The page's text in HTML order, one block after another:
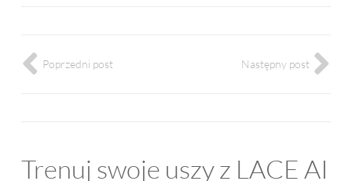
Poprzedni post Następny post
Trenuj swoje uszy z LACE AI